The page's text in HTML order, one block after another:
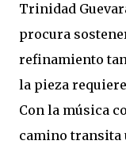
Trinidad
procura
refinamiento
la pieza
Con la música
camino transita